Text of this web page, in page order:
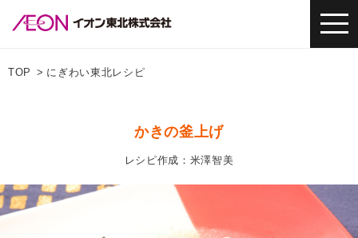
TOP にぎわい東北レシピ
かきの釜上げ
レシピ作成：米澤智美